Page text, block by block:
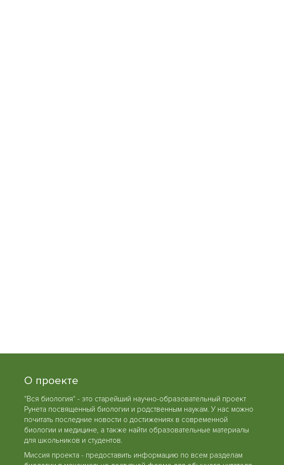
О проекте
"Вся биология" - это старейший научно-образовательный проект
Рунета посвященный биологии и родственным наукам. У нас можно
почитать последние новости о достижениях в современной
биологии и медицине, а также найти образовательные материалы
для школьников и студентов.
Миссия проекта - предоставить информацию по всем разделам